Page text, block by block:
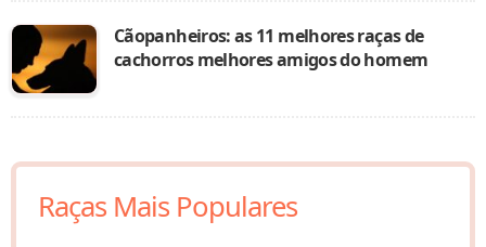
Cãopanheiros: as 11 melhores raças de
cachorros melhores amigos do homem
Raças Mais Populares